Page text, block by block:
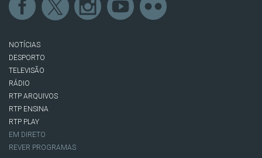
NOTÍCIAS
DESPORTO
TELEVISÃO
RÁDIO
RTP ARQUIVOS
RTP ENSINA
RTP PLAY
EM DIRETO
REVER PROGRAMAS